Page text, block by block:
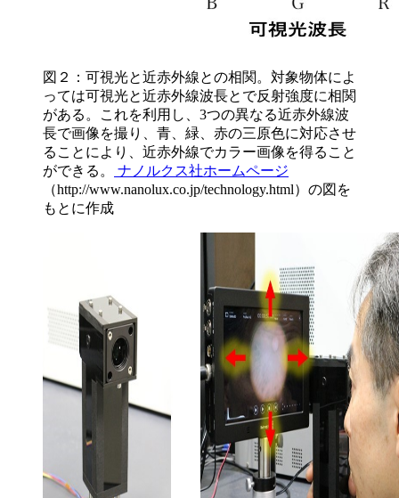
図２：可視光と近赤外線との相関。対象物体によ
っては可視光と近赤外線波長とで反射強度に相関
がある。これを利用し、3つの異なる近赤外線波
長で画像を撮り、青、緑、赤の三原色に対応させ
ることにより、近赤外線でカラー画像を得ること
ができる。
ナノルクス社ホームページ
（http://www.nanolux.co.jp/technology.html）の図を
もとに作成